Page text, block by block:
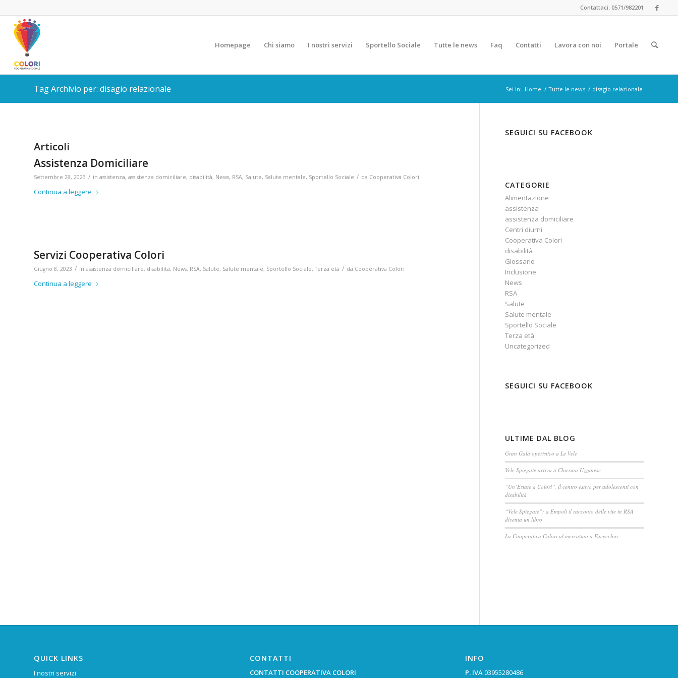
Contattaci: 0571/982201
Homepage Chi siamo I nostri servizi Sportello Sociale Tutte le news Faq Contatti Lavora con noi Portale
Tag Archivio per: disagio relazionale Sei in: Home / Tutte le news / disagio relazionale
Articoli
Assistenza Domiciliare
Settembre 28, 2023 / in assistenza, assistenza domiciliare, disabilità, News, RSA, Salute, Salute mentale, Sportello Sociale / da Cooperativa Colori
Continua a leggere
Servizi Cooperativa Colori
Giugno 8, 2023 / in assistenza domiciliare, disabilità, News, RSA, Salute, Salute mentale, Sportello Sociale,Terza età / da Cooperativa Colori
Continua a leggere
SEGUICI SU FACEBOOK
CATEGORIE
Alimentazione
assistenza
assistenza domiciliare
Centri diurni
Cooperativa Colori
disabilità
Glossario
Inclusione
News
RSA
Salute
Salute mentale
Sportello Sociale
Terza età
Uncategorized
SEGUICI SU FACEBOOK
ULTIME DAL BLOG
Gran Galà operistico a Le Vele
Vele Spiegate arriva a Chiesina Uzzanese
“Un’Estate a Colori”, il centro estivo per adolescenti con
disabilità
“Vele Spiegate”: a Empoli il racconto delle vite in RSA
diventa un libro
La Cooperativa Colori al mercatino a Fucecchio
QUICK LINKS
I nostri servizi
CONTATTI
CONTATTI COOPERATIVA COLORI
INFO
P. IVA03955280486